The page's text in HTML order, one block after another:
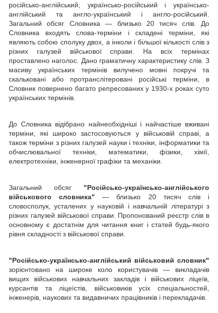
російсько-англійський; українсько-російський і українсько-
англійський та англо-український і англо-російський.
Загальний обсяг Словника — близько 20 тисяч слів. До
Словника входять слова-терміни і складені терміни, які
являють собою сполуку двох, а інколи і більшої кількості слів з
різних галузей військової справи. На всіх термінах
проставлено наголос. Дано граматичну характеристику слів. З
масиву українських термінів вилучено мовні покручі та
скальковані або протранслітеровані російські терміни, в
Словник повернено багато репресованих у 1930-х роках суто
українських термінів.
До Словника відібрано найнеобхідніші і найчастіше вживані
терміни, які широко застосовуються у військовій справі, а
також терміни з різних галузей науки і техніки, інформатики та
обчислювальної техніки, математики, фізики, хімії,
електротехніки, інженерної графіки та механіки.
Загальний обсяг "Російсько-українсько-англійського
військового словника" — близько 20 тисяч слів і
словосполук, усталених у науковій і навчальній літературі з
різних галузей військової справи. Пропонований реєстр слів в
основному є достатнім для читання книг і статей будь-якого
рівня складності з військової справи.
"Російсько-українсько-англійський військовий словник"
зорієнтовано на широке коло користувачів — викладачів
вищих військових навчальних закладів і військових ліцеїв,
курсантів та ліцеїстів, військовиків усіх спеціальностей,
інженерів, наукових та видавничих працівників і перекладачів.